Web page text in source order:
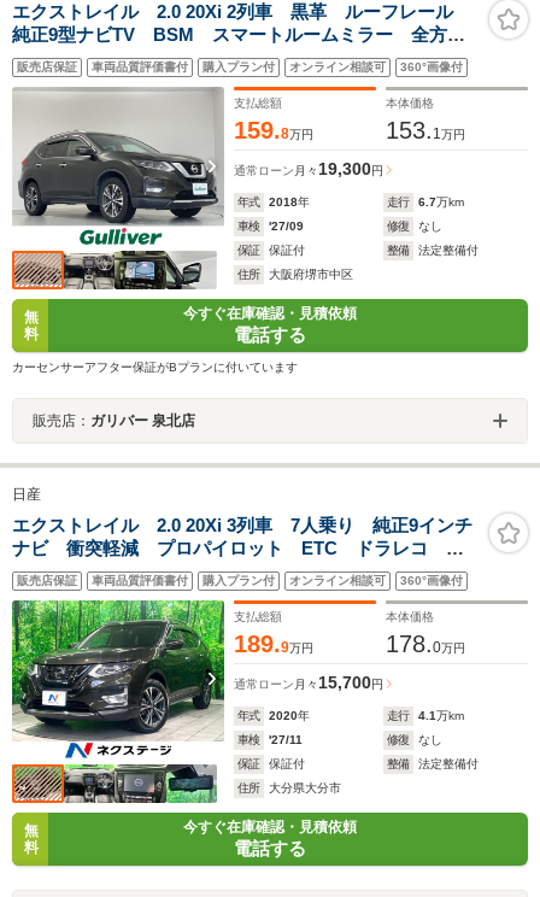
エクストレイル 2.0 20Xi 2列車 黒革 ルーフレール
純正9型ナビTV BSM スマートルームミラー 全方
位 ドラレコ ETC 電動リア LEDヘッドライト フ
ォグランプ 純正18インチAW 純正フロアマット ドア
販売店保証 車両品質評価書付 購入プラン付 オンライン相談可 360°画像付
支払総額
159.8万円
本体価格
153. 1万円
通常ローン 月々 19,300円
年式 2018年 走行 6.7万km
車検
'27/09 修復
なし
保証
保証付 整備
法定整備付
住所
大阪府堺市中区
無
料
今すぐ在庫確認・見積依頼
電話する
カーセンサーアフター保証がBプランに付いています
販売店： ガリバー 泉北店
日産
エクストレイル 2.0 20Xi 3列車 7人乗り 純正9インチ
ナビ 衝突軽減 プロパイロット ETC ドラレコ フ
ルセグ Bluetooth接続 パワーバックドア デジタルイ
ンナーミラー LEDヘッド ルーフレール スマートキ
ー
販売店保証 車両品質評価書付 購入プラン付 オンライン相談可 360°画像付
支払総額
189.9万円
本体価格
178.0万円
通常ローン 月々 15,700円
年式 2020年 走行 4.1万km
車検
'27/11 修復
なし
保証
保証付 整備
法定整備付
住所
大分県大分市
無
料
今すぐ在庫確認・見積依頼
電話する